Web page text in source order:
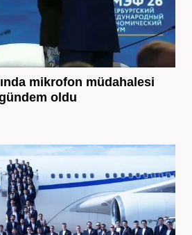
mikrofon müdahalesi
oldu